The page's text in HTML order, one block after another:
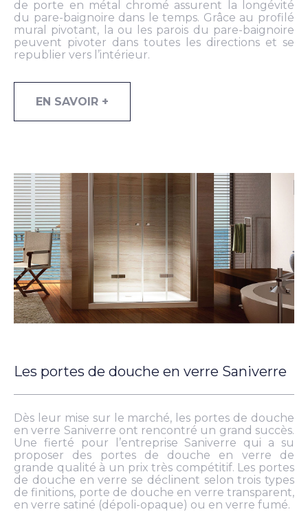
de porte en métal chromé assurent la longévité
du pare-baignoire dans le temps. Grâce au profilé
mural pivotant, la ou les parois du pare-baignoire
peuvent pivoter dans toutes les directions et se
republier vers l’intérieur.
EN SAVOIR +
Les portes de douche en verre Saniverre
Dès leur mise sur le marché, les portes de douche
en verre Saniverre ont rencontré un grand succès.
Une fierté pour l’entreprise Saniverre qui a su
proposer des portes de douche en verre de
grande qualité à un prix très compétitif. Les portes
de douche en verre se déclinent selon trois types
de finitions, porte de douche en verre transparent,
en verre satiné (dépoli-opaque) ou en verre fumé.